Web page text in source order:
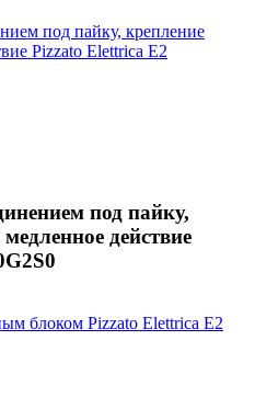
под пайку,
действие